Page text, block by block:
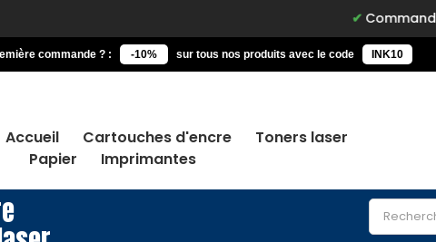
Commandez
commande ? : -10% sur tous nos produits avec le code INK10
Accueil Cartouches d'encre
Toners laser
Papier
Imprimantes